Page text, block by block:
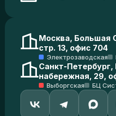
Москва, Большая
стр. 13, офис 704
Электрозаводская
Санкт-Петербург,
набережная, 29,
Выборгская БЦ